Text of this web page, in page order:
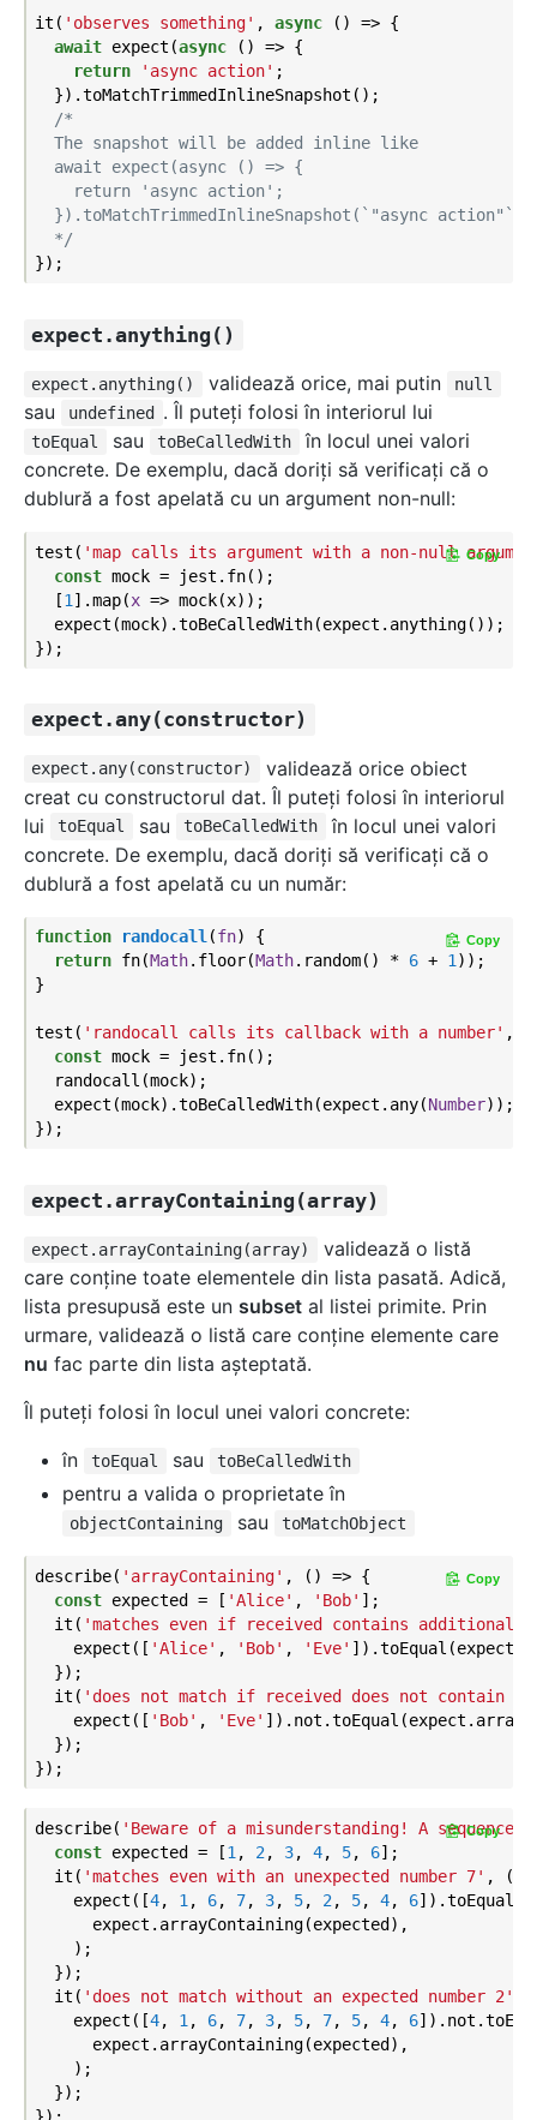
it( 'observes something' , async () => {
await expect(async () => {
return
'async action' ;
  }).toMatchTrimmedInlineSnapshot();
/*
  The snapshot will be added inline like
  await expect(async () => {
    return 'async action';
  }).toMatchTrimmedInlineSnapshot(`"async action"`);
  */
expect.anything()
expect.anything() validează orice, mai putin null
sau undefined . Îl puteţi folosi în interiorul lui
toEqual sau toBeCalledWith
în locul unei valori
concrete. De exemplu, dacă doriţi să verificaţi că o
dublură a fost apelată cu un argument non-null:
test( 'map calls its argument with a non-null
const mock = jest.fn();
  [
1 ].map(x => mock(x));
  expect(mock).toBeCalledWith(expect.anything());
Copy
expect.any(constructor)
expect.any(constructor)
validează orice obiect
creat cu constructorul dat. Îl puteţi folosi în interiorul
lui
toEqual sau toBeCalledWith
în locul unei valori
concrete. De exemplu, dacă doriţi să verificaţi că o
dublură a fost apelată cu un număr:
function randocall(fn) {
return fn(Math.floor(Math.random() * 6 + 1));
}
test( 'randocall calls its callback with a number' ,
const mock = jest.fn();
  randocall(mock);
  expect(mock).toBeCalledWith(expect.any(
Number));
Copy
expect.arrayContaining(array)
expect.arrayContaining(array)
validează o listă
care conţine toate elementele din lista pasată. Adică,
lista presupusă este un subset al listei primite. Prin
urmare, validează o listă care conţine elemente care
nu fac parte din lista aşteptată.
Îl puteţi folosi în locul unei valori concrete:
în
toEqual sau toBeCalledWith
pentru a valida o proprietate în
objectContaining sau toMatchObject
describe( 'arrayContaining' , () => {
const expected = [ 'Alice' , 'Bob' ];
  it(
'matches even if received contains additional
    expect([
'Alice' , 'Bob' , 'Eve'
  });
  it(
'does not match if received does not contain
    expect([
'Bob' , 'Eve'
  });
Copy
describe( 'Beware of a misunderstanding! A
const expected = [1 , 2, 3, 4, 5, 6];
  it(
'matches even with an unexpected number 7' , ()
    expect([
4, 1 , 6, 7, 3, 5, 2, 5, 4, 6]).toEqual(
      expect.arrayContaining(expected),
    );
  });
  it(
'does not match without an expected number 2'
    expect([
4, 1 , 6, 7, 3, 5, 7, 5, 4, 6
      expect.arrayContaining(expected),
    );
  });
Copy